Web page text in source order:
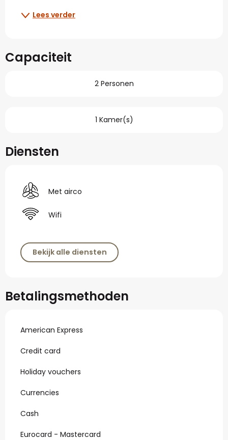
Lees verder
Capaciteit
2 Personen
1 Kamer(s)
Diensten
Met airco
Wifi
Bekijk alle diensten
Betalingsmethoden
American Express
Credit card
Holiday vouchers
Currencies
Cash
Eurocard - Mastercard